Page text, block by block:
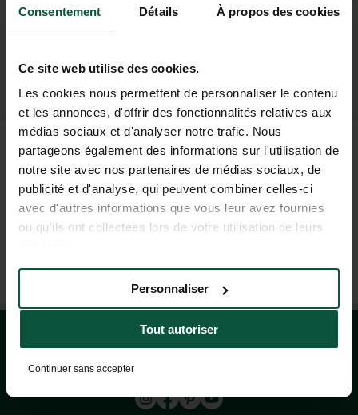
Consentement Détails À propos des cookies
Ce site web utilise des cookies.
Les cookies nous permettent de personnaliser le contenu
et les annonces, d'offrir des fonctionnalités relatives aux
médias sociaux et d'analyser notre trafic. Nous
partageons également des informations sur l'utilisation de
notre site avec nos partenaires de médias sociaux, de
publicité et d'analyse, qui peuvent combiner celles-ci
avec d'autres informations que vous leur avez fournies
ou qu'ils ont collectées lors de votre utilisation de leurs
Tout autoriser
Personnaliser
Continuer sans accepter
SUSCRÍBASE A NUESTRO BOLETÍN
PREGUNTAS FRECUENTES
AYUDA Y CONTACTO
+33 4 37 64 22 35
(LUN–VIE: 9H–19H; SÁB: 9H–18H)